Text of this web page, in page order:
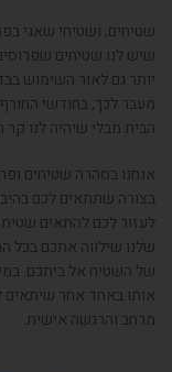
שטיחים, ושטיחי שאגי
שיש לנו שטיחים
יותר גם לאור השימוש
מעבר לכך,בחודשי
הבית מבלי שיהיה לנו קר
אנחנו בסהרה שטיחים
בצורה שתתאים לכם
לעזור לכם להתאים שטיח
שלנו שילווה אתכם בכל
של השטיח אל ביתכם.
אותו באחד אחר שיתאים
מרחב והרגשה אישית.